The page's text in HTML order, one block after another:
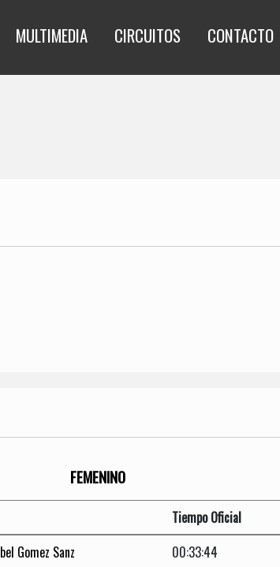
MULTIMEDIA CIRCUITOS CONTACTO
FEMENINO
Tiempo Oficial
Gomez Sanz
00:33:44